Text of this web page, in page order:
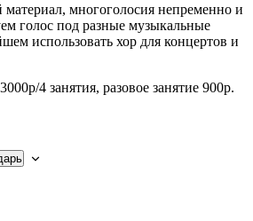
многоголосия непременно и
голос под разные музыкальные
использовать хор для концертов и
4 занятия, разовое занятие 900р.